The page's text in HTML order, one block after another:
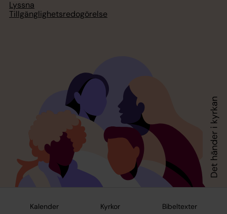
Kalender Kyrkor Bibeltexter
Lyssna
Tillgänglighetsredogörelse